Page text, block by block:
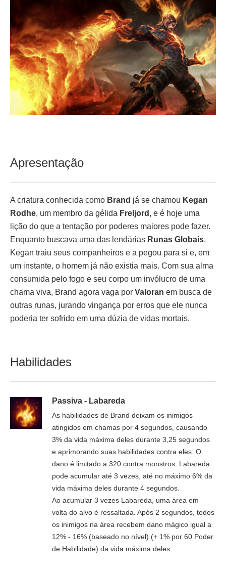
Apresentação
A criatura conhecida como Brand já se chamou Kegan
Rodhe, um membro da gélida Freljord , e é hoje uma
lição do que a tentação por poderes maiores pode fazer.
Enquanto buscava uma das lendárias Runas Globais,
Kegan traiu seus companheiros e a pegou para si e, em
um instante, o homem já não existia mais. Com sua alma
consumida pelo fogo e seu corpo um invólucro de uma
chama viva, Brand agora vaga por Valoran em busca de
outras runas, jurando vingança por erros que ele nunca
poderia ter sofrido em uma dúzia de vidas mortais.
Habilidades
Passiva - Labareda
As habilidades de Brand deixam os inimigos
atingidos em chamas por 4 segundos, causando
3% da vida máxima deles durante 3,25 segundos
e aprimorando suas habilidades contra eles. O
dano é limitado a 320 contra monstros. Labareda
pode acumular até 3 vezes, até no máximo 6% da
vida máxima deles durante 4 segundos.
Ao acumular 3 vezes Labareda, uma área em
volta do alvo é ressaltada. Após 2 segundos, todos
os inimigos na área recebem dano mágico igual a
12% - 16% (baseado no nível) (+ 1% por 60 Poder
de Habilidade) da vida máxima deles.